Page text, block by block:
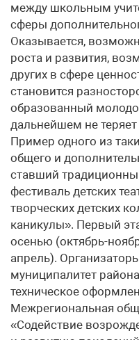
между школьным
сферы
Оказывается,
роста и развития,
других в сфере
становится
образованный
дальнейшем не
Пример одного из
общего и
ставший
фестиваль детских
творческих детских
каникулы». Первый
осенью (октябрь-
апрель).
муниципалитет
техническое
Межрегиональная
«Содействие